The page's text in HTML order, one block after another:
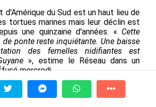
aux Antilles,
la direction
à la
à Tv Radio A Propos
d'Amérique du Sud est un haut lieu de
tortues marines mais leur déclin est
une quinzaine d'années. « Cette
ponte reste inquiétante. Une baisse
des femelles nidifiantes est
», estime le Réseau dans un
mercredi.
espèces cohabitent en Guyane : la
tortue olivâtre et la tortue luth, qui